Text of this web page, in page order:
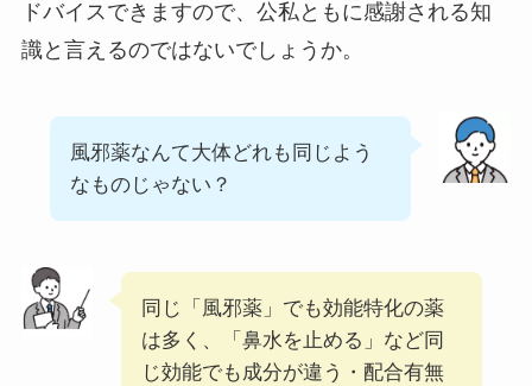
ドバイスできますので、公私ともに感謝される知
識と言えるのではないでしょうか。
風邪薬なんて大体どれも同じよう
なものじゃない？
同じ「風邪薬」でも効能特化の薬
は多く、「鼻水を止める」など同
じ効能でも成分が違う・配合有無